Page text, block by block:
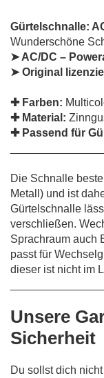
Gürtelschnalle:
Wunderschöne
➤ AC/DC –
➤ Original
✚ Farben:
✚ Material:
✚ Passend für
Die Schnalle
Metall) und ist
Gürtelschnalle
verschließen.
Sprachraum auch
passt für
dieser ist nicht im
Unsere
Sicherheit
Du sollst dich